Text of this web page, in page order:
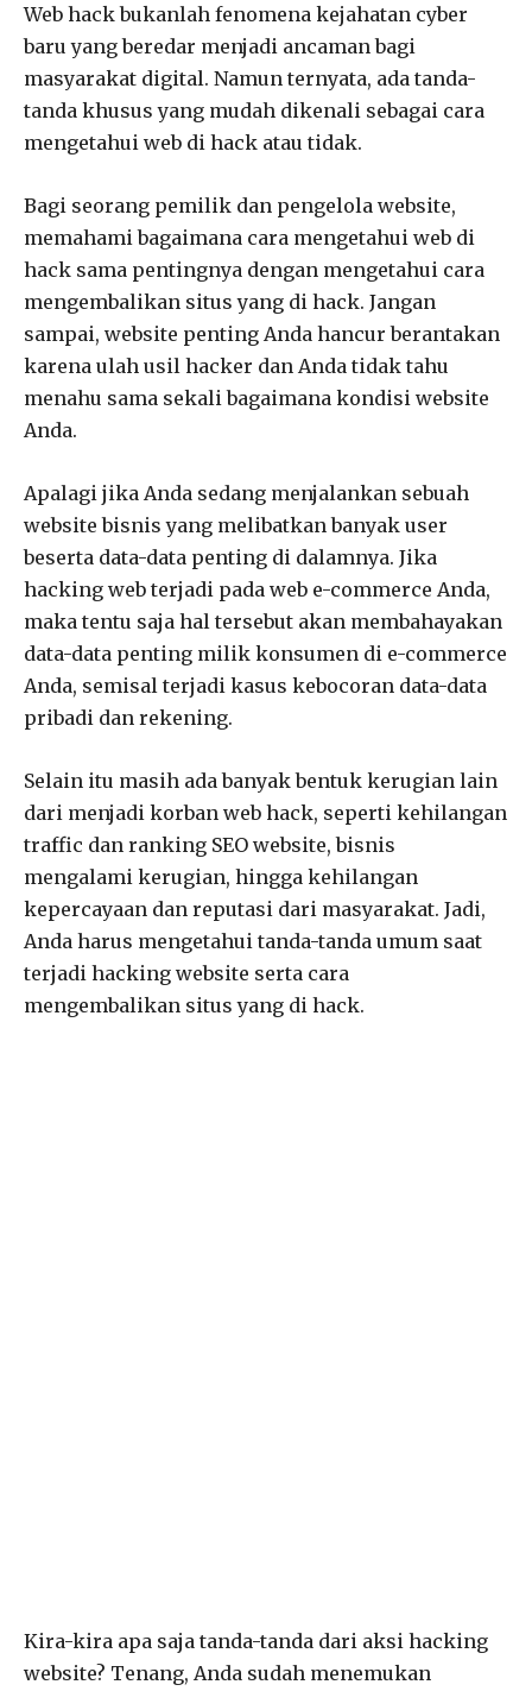
Web hack bukanlah fenomena kejahatan cyber
baru yang beredar menjadi ancaman bagi
masyarakat digital. Namun ternyata, ada tanda-
tanda khusus yang mudah dikenali sebagai cara
mengetahui web di hack atau tidak.
Bagi seorang pemilik dan pengelola website,
memahami bagaimana cara mengetahui web di
hack sama pentingnya dengan mengetahui cara
mengembalikan situs yang di hack. Jangan
sampai, website penting Anda hancur berantakan
karena ulah usil hacker dan Anda tidak tahu
menahu sama sekali bagaimana kondisi website
Anda.
Apalagi jika Anda sedang menjalankan sebuah
website bisnis yang melibatkan banyak user
beserta data-data penting di dalamnya. Jika
hacking web terjadi pada web e-commerce Anda,
maka tentu saja hal tersebut akan membahayakan
data-data penting milik konsumen di e-commerce
Anda, semisal terjadi kasus kebocoran data-data
pribadi dan rekening.
Selain itu masih ada banyak bentuk kerugian lain
dari menjadi korban web hack, seperti kehilangan
traffic dan ranking SEO website, bisnis
mengalami kerugian, hingga kehilangan
kepercayaan dan reputasi dari masyarakat. Jadi,
Anda harus mengetahui tanda-tanda umum saat
terjadi hacking website serta cara
mengembalikan situs yang di hack.
Kira-kira apa saja tanda-tanda dari aksi hacking
website? Tenang, Anda sudah menemukan